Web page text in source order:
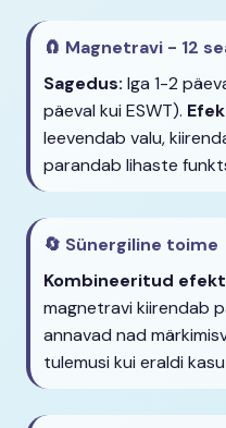
🧲 Magnetravi - 12
Sagedus: Iga 1-2
päeval kui ESWT).
leevendab valu,
parandab lihaste
🔄 Sünergiline toime
Kombineeritud
magnetravi kiirendab
annavad nad
tulemusi kui eraldi